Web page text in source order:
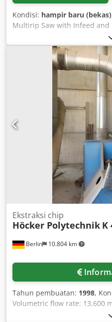
Kondisi: hampir baru (bekas)
Multirip Saw with Infeed and
manufacture - Centering
table - Upper feed rollers
Cutting height: 200 mm -
power: 2 x 55 kW - Track
diameter: 350 mm - Feed
height adjustment for shafts
cutting height - Hydraulic
Four rows of anti-kickback
- Sleeve diameter: 90 mm -
pressure - Port diameter: 2 x
workpiece length: 720 mm -
5700 mm - Table width: 600
pressure roller - Table
inverter - Outfeed table:
Roller diameter: 135 mm -
Asqup Anecyjr - Chain
dimensions: 1300 cm x 240
Berlin 10.804 km
Ekstraksi chip
Höcker Polytechnik K
Tahun pembuatan: 1998,
Volumetric flow rate: 13,600
Pa, speed: 1,500 rpm, motor